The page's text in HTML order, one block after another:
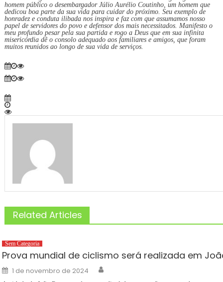
homem público o desembargador Júlio Aurélio Coutinho, um homem que
dedicou boa parte da sua vida para cuidar do próximo. Seu exemplo de
honradez e conduta ilibada nos inspira e faz com que assumamos nosso
papel de servidores do povo e defensor dos mais necessitados. Manifesto o
meu profundo pesar pela sua partida e rogo a Deus que em sua infinita
misericórdia dê o consolo adequado aos familiares e amigos, que foram
muitos reunidos ao longo de sua vida de serviços.
Related Articles
Sem Categoria
Prova mundial de ciclismo será realizada em
Posted
on
1 de novembro de 2024